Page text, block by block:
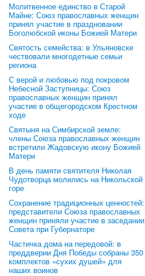
Молитвенное единство в Старой
Майне: Союз православных женщин
принял участие в праздновании
Боголюбской иконы Божией Матери
Святость семейства: в Ульяновске
чествовали многодетные семьи
региона
С верой и любовью под покровом
Небесной Заступницы: Союз
православных женщин принял
участие в общегородском Крестном
ходе
Святыня на Симбирской земле:
члены Союза православных женщин
встретили Жадовскую икону Божией
Матери
В день памяти святителя Николая
Чудотворца молились на Никольской
горе
Сохранение традиционных ценностей:
представители Союза православных
женщин приняли участие в заседании
Совета при Губернаторе
Частичка дома на передовой: в
преддверии Дня Победы собраны 350
комплектов «сухих душей» для
наших воинов